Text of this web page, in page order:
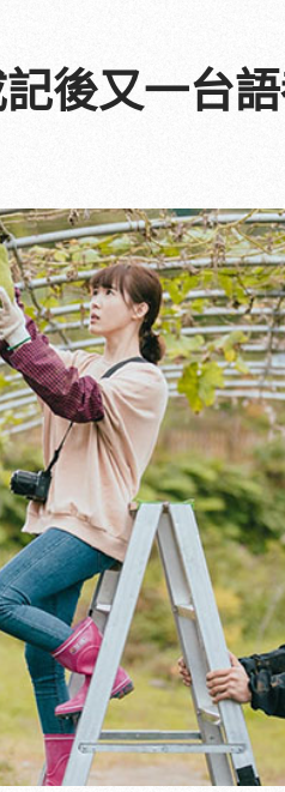
後又一台